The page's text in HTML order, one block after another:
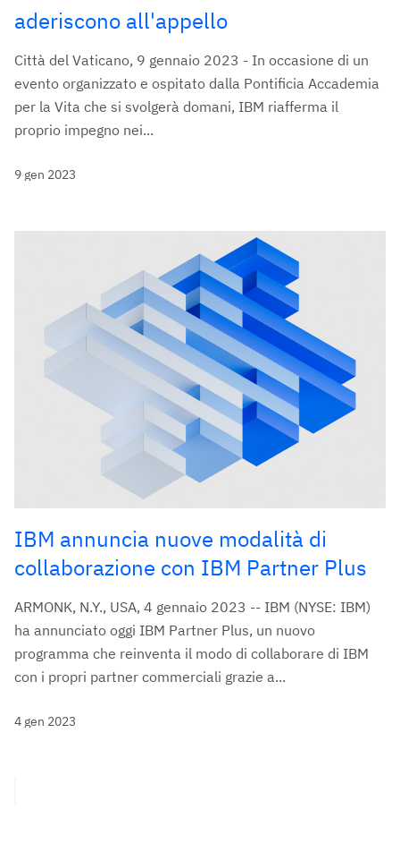
aderiscono all'appello
Città del Vaticano, 9 gennaio 2023 - In occasione di un
evento organizzato e ospitato dalla Pontificia Accademia
per la Vita che si svolgerà domani, IBM riafferma il
proprio impegno nei...
9 gen 2023
IBM annuncia nuove modalità di
collaborazione con IBM Partner Plus
ARMONK, N.Y., USA, 4 gennaio 2023 -- IBM (NYSE: IBM)
ha annunciato oggi IBM Partner Plus, un nuovo
programma che reinventa il modo di collaborare di IBM
con i propri partner commerciali grazie a...
4 gen 2023